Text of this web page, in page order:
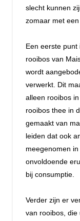
slecht kunnen
zomaar met een
Een eerste
rooibos van
wordt
verwerkt. Dit
alleen rooibos
rooibos thee in
gemaakt van
leiden dat ook
meegenomen
onvoldoende
bij consumptie.
Verder zijn er
van rooibos, die